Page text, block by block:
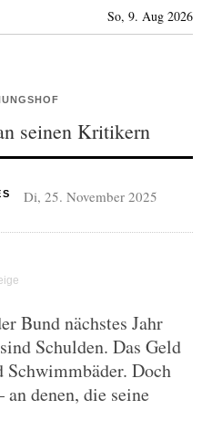
So, 9. Aug 2026
seinen Kritikern
Di, 25. November 2025
Bund nächstes Jahr
Schulden. Das Geld
Doch
denen, die seine